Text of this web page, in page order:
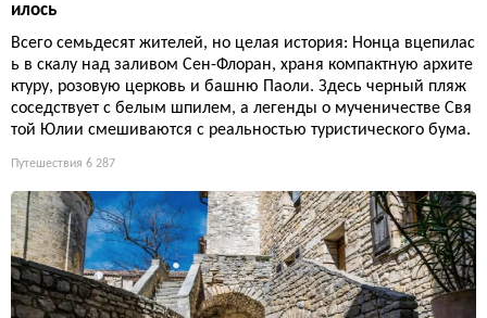
илось
Всего семьдесят жителей, но целая история: Нонца вцепилас
ь в скалу над заливом Сен-Флоран, храня компактную архите
ктуру, розовую церковь и башню Паоли. Здесь черный пляж
соседствует с белым шпилем, а легенды о мученичестве Свя
той Юлии смешиваются с реальностью туристического бума.
Путешествия 6 287